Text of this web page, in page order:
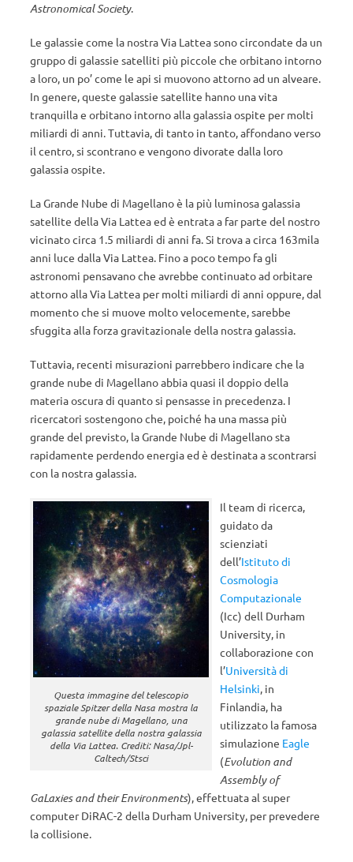
Astronomical Society.
Le galassie come la nostra Via Lattea sono circondate da un
gruppo di galassie satelliti più piccole che orbitano intorno
a loro, un po’ come le api si muovono attorno ad un alveare.
In genere, queste galassie satellite hanno una vita
tranquilla e orbitano intorno alla galassia ospite per molti
miliardi di anni. Tuttavia, di tanto in tanto, affondano verso
il centro, si scontrano e vengono divorate dalla loro
galassia ospite.
La Grande Nube di Magellano è la più luminosa galassia
satellite della Via Lattea ed è entrata a far parte del nostro
vicinato circa 1.5 miliardi di anni fa. Si trova a circa 163mila
anni luce dalla Via Lattea. Fino a poco tempo fa gli
astronomi pensavano che avrebbe continuato ad orbitare
attorno alla Via Lattea per molti miliardi di anni oppure, dal
momento che si muove molto velocemente, sarebbe
sfuggita alla forza gravitazionale della nostra galassia.
Tuttavia, recenti misurazioni parrebbero indicare che la
grande nube di Magellano abbia quasi il doppio della
materia oscura di quanto si pensasse in precedenza. I
ricercatori sostengono che, poiché ha una massa più
grande del previsto, la Grande Nube di Magellano sta
rapidamente perdendo energia ed è destinata a scontrarsi
con la nostra galassia.
Questa immagine del telescopio
spaziale Spitzer della Nasa mostra la
grande nube di Magellano, una
galassia satellite della nostra galassia
della Via Lattea. Crediti: Nasa/Jpl-
Caltech/Stsci
Il team di ricerca,
guidato da
scienziati
dell’Istituto di
Cosmologia
Computazionale
(Icc) dell Durham
University, in
collaborazione con
l’Università di
Helsinki, in
Finlandia, ha
utilizzato la famosa
simulazione Eagle
(Evolution and
Assembly of
GaLaxies and their Environments), effettuata al super
computer DiRAC-2 della Durham University, per prevedere
la collisione.